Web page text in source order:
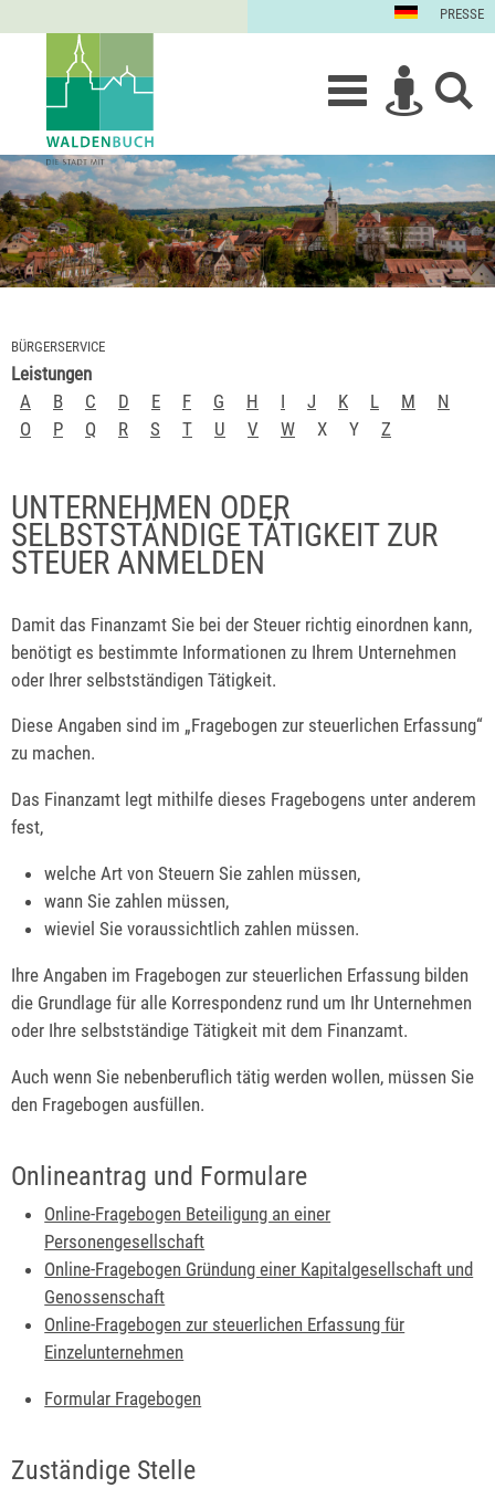
PRESSE
BÜRGERSERVICE
Leistungen
A
B C D E F G H I J K L M
N
O
P Q R S T U V W X Y Z
UNTERNEHMEN ODER
SELBSTSTÄNDIGE TÄTIGKEIT ZUR
STEUER ANMELDEN
Damit das Finanzamt Sie bei der Steuer richtig einordnen kann,
benötigt es bestimmte Informationen zu Ihrem Unternehmen
oder Ihrer selbstständigen Tätigkeit.
Diese Angaben sind im „Fragebogen zur steuerlichen Erfassung“
zu machen.
Das Finanzamt legt mithilfe dieses Fragebogens unter anderem
fest,
welche Art von Steuern Sie zahlen müssen,
wann Sie zahlen müssen,
wieviel Sie voraussichtlich zahlen müssen.
Ihre Angaben im Fragebogen zur steuerlichen Erfassung bilden
die Grundlage für alle Korrespondenz rund um Ihr Unternehmen
oder Ihre selbstständige Tätigkeit mit dem Finanzamt.
Auch wenn Sie nebenberuflich tätig werden wollen, müssen Sie
den Fragebogen ausfüllen.
Onlineantrag und Formulare
Online-Fragebogen Beteiligung an einer
Personengesellschaft
Online-Fragebogen Gründung einer Kapitalgesellschaft und
Genossenschaft
Online-Fragebogen zur steuerlichen Erfassung für
Einzelunternehmen
Formular Fragebogen
Zuständige Stelle